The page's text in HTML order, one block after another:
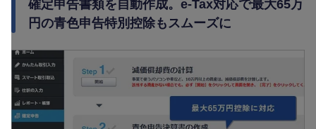
確定申告書類を自動作成。e-Tax対応で最大65万
円の青色申告特別控除もスムーズに